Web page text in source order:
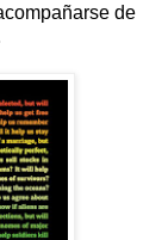
de